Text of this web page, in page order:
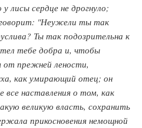
лисы сердце не дрогнуло;
говорит: "Неужели ты так
Ты так подозрительна к
тебе добра и, чтобы
от прежней лености,
как умирающий отец; он
все наставления о том, как
великую власть, сохранить
прикосновения немощной